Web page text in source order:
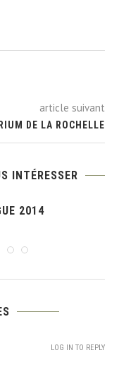
article suivant
DE LA ROCHELLE
INTÉRESSER
2014
LOG IN TO REPLY